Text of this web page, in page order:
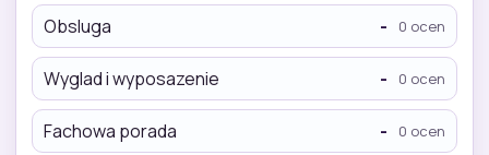
Obsluga - 0 ocen
Wyglad i wyposazenie - 0 ocen
Fachowa porada - 0 ocen